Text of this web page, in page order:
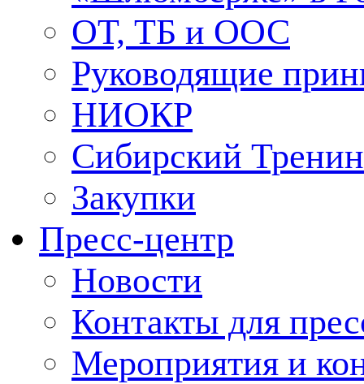
ОТ, ТБ и ООС
Руководящие
НИОКР
Сибирский
Закупки
Пресс-центр
Новости
Контакты для
Мероприятия и